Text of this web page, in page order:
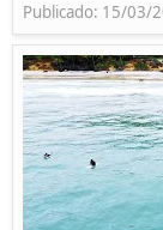
Publicado: 15/03/